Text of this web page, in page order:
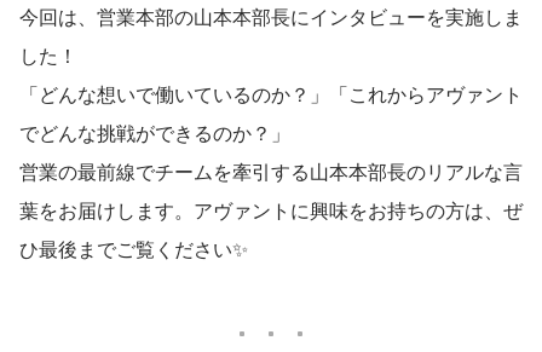
今回は、営業本部の山本本部長にインタビューを実施しま
した！
「どんな想いで働いているのか？」「これからアヴァント
でどんな挑戦ができるのか？」
営業の最前線でチームを牽引する山本本部長のリアルな言
葉をお届けします。アヴァントに興味をお持ちの方は、ぜ
ひ最後までご覧ください✨